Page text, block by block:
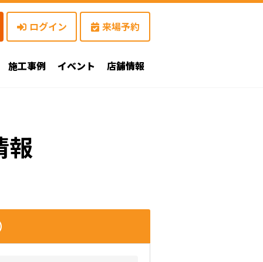
ログイン 来場予約
施工事例 イベント 店舗情報
報